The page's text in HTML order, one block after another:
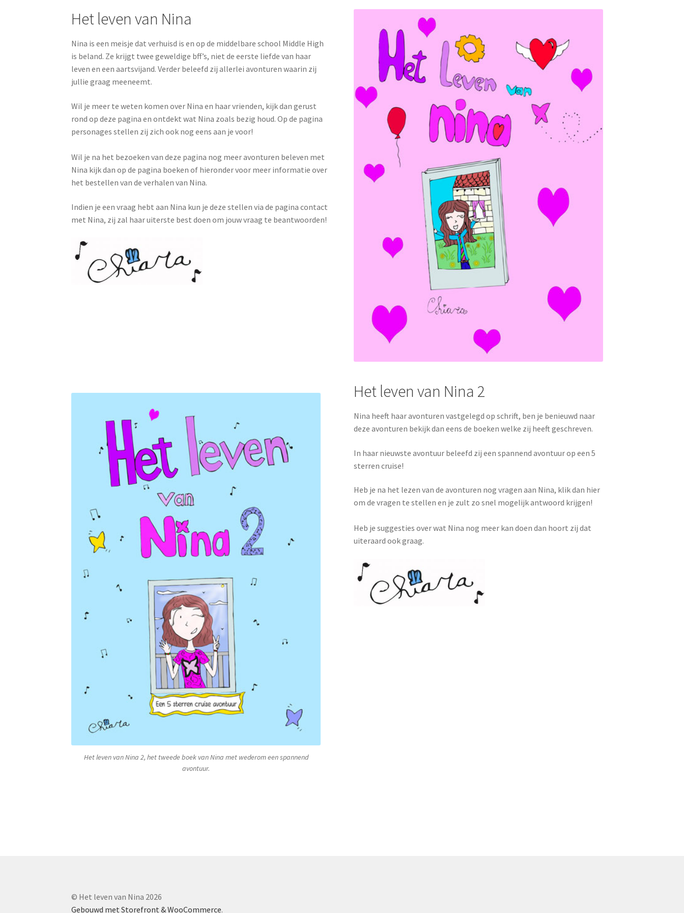
Het leven van Nina
Nina is een meisje dat verhuisd is en op de middelbare school Middle High
is beland. Ze krijgt twee geweldige bff’s, niet de eerste liefde van haar
leven en een aartsvijand. Verder beleefd zij allerlei avonturen waarin zij
jullie graag meeneemt.
Wil je meer te weten komen over Nina en haar vrienden, kijk dan gerust
rond op deze pagina en ontdekt wat Nina zoals bezig houd. Op de pagina
personages stellen zij zich ook nog eens aan je voor!
Wil je na het bezoeken van deze pagina nog meer avonturen beleven met
Nina kijk dan op de pagina boeken of hieronder voor meer informatie over
het bestellen van de verhalen van Nina.
Indien je een vraag hebt aan Nina kun je deze stellen via de pagina contact
met Nina, zij zal haar uiterste best doen om jouw vraag te beantwoorden!
Het leven van Nina 2, het tweede boek van Nina met wederom een spannend
avontuur.
Het leven van Nina 2
Nina heeft haar avonturen vastgelegd op schrift, ben je benieuwd naar
deze avonturen bekijk dan eens de boeken welke zij heeft geschreven.
In haar nieuwste avontuur beleefd zij een spannend avontuur op een 5
sterren cruise!
Heb je na het lezen van de avonturen nog vragen aan Nina, klik dan hier
om de vragen te stellen en je zult zo snel mogelijk antwoord krijgen!
Heb je suggesties over wat Nina nog meer kan doen dan hoort zij dat
uiteraard ook graag.
© Het leven van Nina 2026
Gebouwd met Storefront & WooCommerce.